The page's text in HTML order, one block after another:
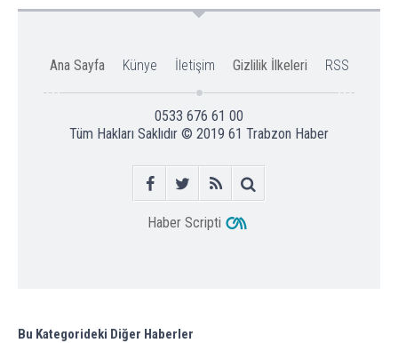
Ana Sayfa Künye İletişim Gizlilik İlkeleri RSS
0533 676 61 00
Tüm Hakları Saklıdır © 2019 61 Trabzon Haber
Haber Scripti
Bu Kategorideki Diğer Haberler